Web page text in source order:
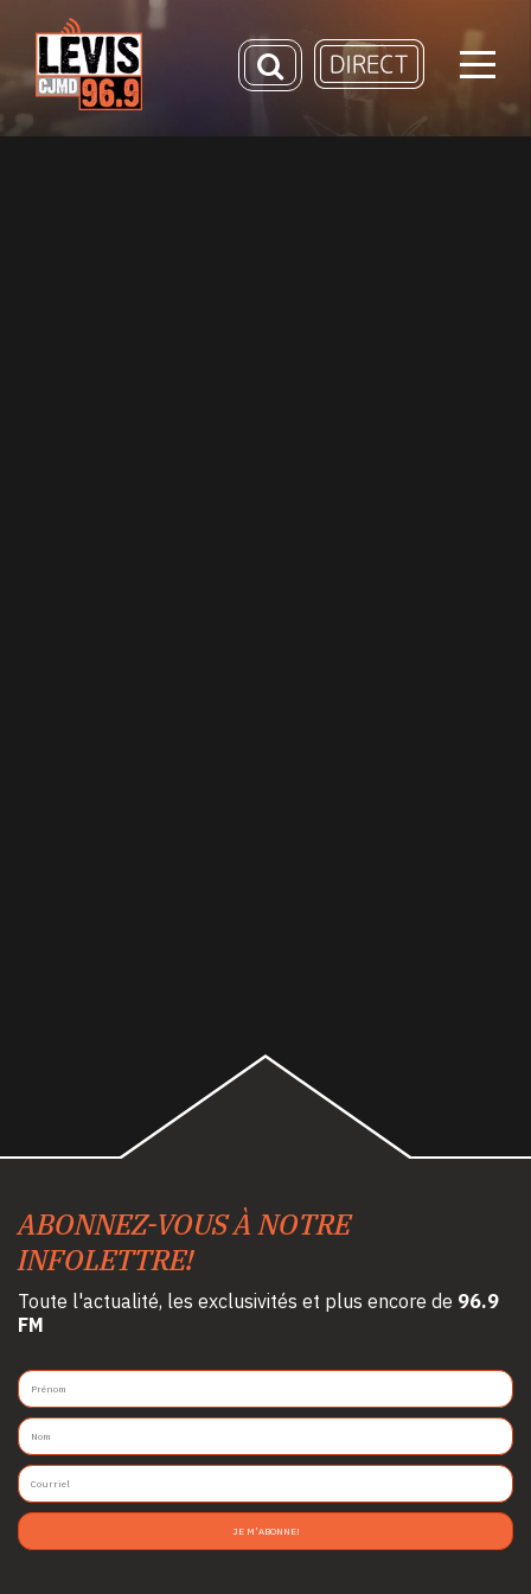
ABONNEZ-VOUS À NOTRE
INFOLETTRE!
Toute l'actualité, les exclusivités et plus encore de 96.9
FM
JE M'ABONNE!